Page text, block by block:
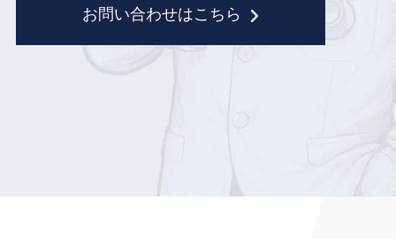
お問い合わせはこちら